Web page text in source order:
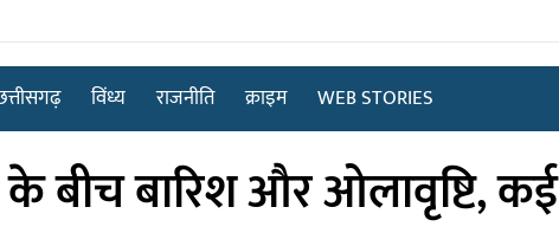
विंध्य राजनीति क्राइम WEB STORIES
बीच बारिश और ओलावृष्टि, कई